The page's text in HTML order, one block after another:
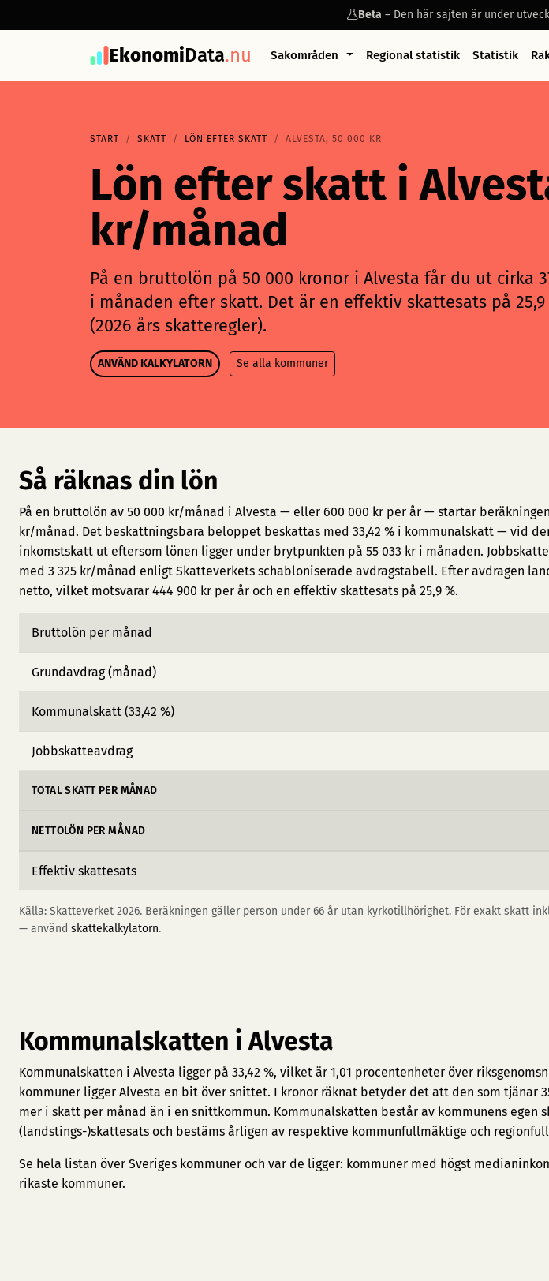
Beta– Den här sajten är under
EkonomiData.nu Sakområden Regional statistik Statistik
START SKATT LÖN EFTER SKATT ALVESTA, 50 000 KR
Lön efter skatt i
kr/månad
På en bruttolön på 50 000 kronor i Alvesta får du ut cirka
i månaden efter skatt. Det är en effektiv skattesats på
(2026 års skatteregler).
ANVÄND KALKYLATORN Se alla kommuner
Så räknas din lön
På en bruttolön av 50 000 kr/månad i Alvesta — eller 600 000 kr per år — startar
kr/månad. Det beskattningsbara beloppet beskattas med 33,42 % i kommunalskatt — vid
inkomstskatt ut eftersom lönen ligger under brytpunkten på 55 033 kr i månaden.
med 3 325 kr/månad enligt Skatteverkets schabloniserade avdragstabell. Efter avdragen
netto, vilket motsvarar 444 900 kr per år och en effektiv skattesats på 25,9 %.
Bruttolön per månad
Grundavdrag (månad)
Kommunalskatt (33,42 %)
Jobbskatteavdrag
TOTAL SKATT PER MÅNAD
NETTOLÖN PER MÅNAD
Effektiv skattesats
Källa: Skatteverket 2026. Beräkningen gäller person under 66 år utan kyrkotillhörighet. För exakt skatt
— använd skattekalkylatorn.
Kommunalskatten i Alvesta
Kommunalskatten i Alvesta ligger på 33,42 %, vilket är 1,01 procentenheter över
kommuner ligger Alvesta en bit över snittet. I kronor räknat betyder det att den som tjänar
mer i skatt per månad än i en snittkommun. Kommunalskatten består av kommunens egen
(landstings-)skattesats och bestäms årligen av respektive kommunfullmäktige och
Se hela listan över Sveriges kommuner och var de ligger: kommuner med högst
rikaste kommuner.